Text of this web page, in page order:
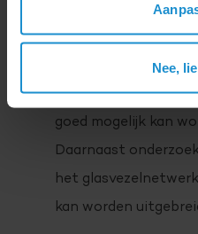
Nee,
DELTA Netwerk
glasvezel aangelegd
manier het
goed mogelijk kan
Daarnaast
het
kan worden